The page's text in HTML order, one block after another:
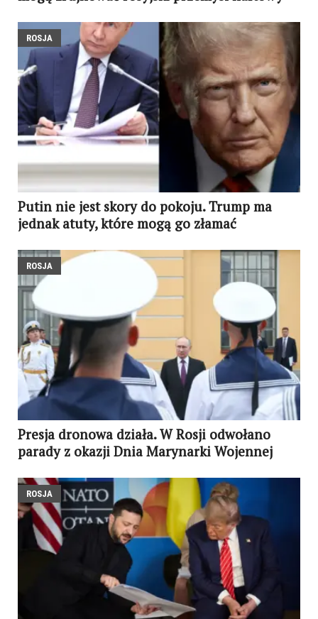
ROSJA
Putin nie jest skory do pokoju. Trump ma
jednak atuty, które mogą go złamać
ROSJA
Presja dronowa działa. W Rosji odwołano
parady z okazji Dnia Marynarki Wojennej
ROSJA